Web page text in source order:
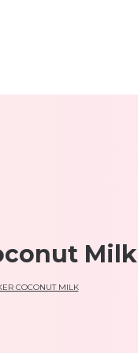
Milk
COCONUT MILK